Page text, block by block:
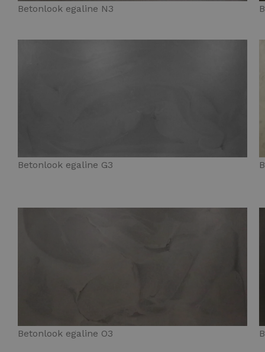
Betonlook egaline N3
Betonlook egaline G3
Betonlook egaline O3